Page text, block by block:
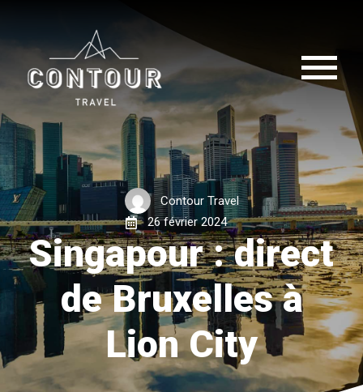
Contour Travel
26 février 2024
Singapour : direct
de Bruxelles à
Lion City